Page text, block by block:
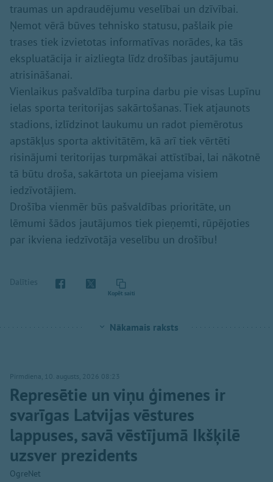
traumas un apdraudējumu veselībai un dzīvībai.
Ņemot vērā būves tehnisko statusu, pašlaik pie
trases tiek izvietotas informatīvas norādes, ka tās
ekspluatācija ir aizliegta līdz drošības jautājumu
atrisināšanai.
Vienlaikus pašvaldība turpina darbu pie visas Lupīnu
ielas sporta teritorijas sakārtošanas. Tiek atjaunots
stadions, izlīdzinot laukumu un radot piemērotus
apstākļus sporta aktivitātēm, kā arī tiek vērtēti
risinājumi teritorijas turpmākai attīstībai, lai nākotnē
tā būtu droša, sakārtota un pieejama visiem
iedzīvotājiem.
Drošība vienmēr būs pašvaldības prioritāte, un
lēmumi šādos jautājumos tiek pieņemti, rūpējoties
par ikviena iedzīvotāja veselību un drošību!
Dalīties
Kopēt saiti
Nākamais raksts
Pirmdiena, 10. augusts, 2026 08:23
Represētie un viņu ģimenes ir
svarīgas Latvijas vēstures
lappuses, savā vēstījumā Ikšķilē
uzsver prezidents
OgreNet